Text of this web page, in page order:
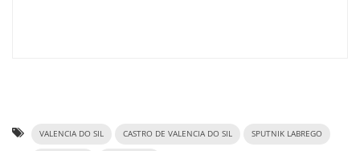
VALENCIA DO SIL CASTRO DE VALENCIA DO SIL SPUTNIK LABREGO